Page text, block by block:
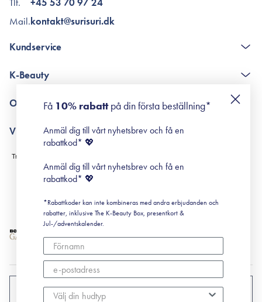
Mail.kontakt@surisuri.dk
Kundservice
Poängshop - frågor och svar
K-Beauty
Retinol för nybörjare
Om Surisuri
Black Friday
Villkor
Leverans & Retur
Köpvillkor
Prenumerationsvillkor
Cookiepolicy
SVERIGE
Få 10% rabattpå din första beställning*
Anmäl dig till vårt nyhetsbrev och få en
rabattkod* 💖
Anmäl dig till vårt nyhetsbrev och få en
rabattkod* 💖
*Rabattkoder kan inte kombineras med andra erbjudanden och
rabatter, inklusive The K-Beauty Box, presentkort &
Jul-/adventskalender.